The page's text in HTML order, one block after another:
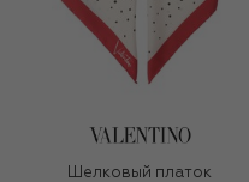
Шелковый платок